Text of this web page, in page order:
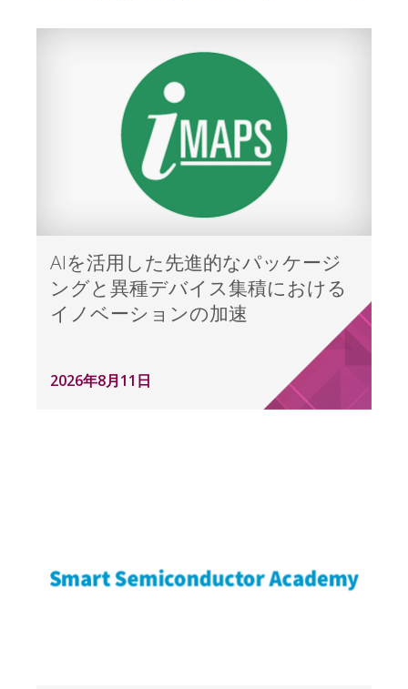
AIを活用した先進的なパッケージ
ングと異種デバイス集積における
イノベーションの加速
2026年8月11日